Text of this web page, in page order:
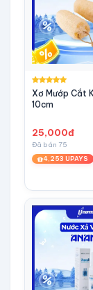
Xơ Mướp Cắt
10cm
25,000đ
Đã bán 75
4,253 UPAYS